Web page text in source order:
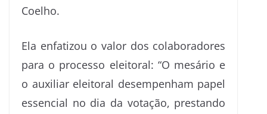
Coelho.
Ela enfatizou o valor dos colaboradores
para o processo eleitoral: “O mesário e
o auxiliar eleitoral desempenham papel
essencial no dia da votação, prestando